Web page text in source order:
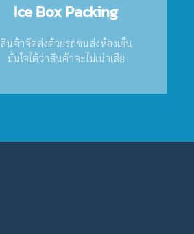
Ice Box Packing
สินค้าจัดส่งด้วยรถขนส่งห้องเย็น
มั่นใจได้ว่าสินค้าจะไม่เน่าเสีย